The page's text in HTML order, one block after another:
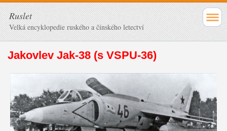
Ruslet
Velká encyklopedie ruského a čínského letectví
Jakovlev Jak-38 (s VSPU-36)